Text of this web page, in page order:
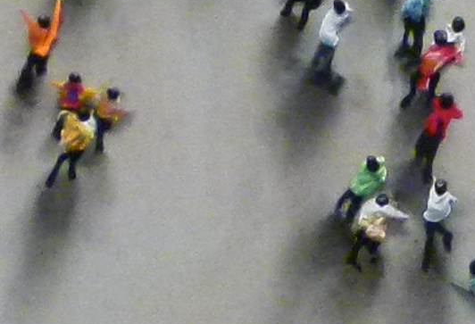
Protección Del Desempleo
Reconstrucción Social
UATAE
UGT
UPTA